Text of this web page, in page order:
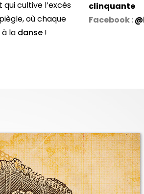
cultive l’excès
où chaque
à la danse !
clinquante
Facebook :